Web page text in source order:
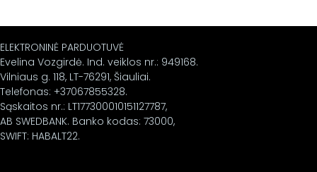
ELEKTRONINĖ PARDUOTUVĖ
Evelina Vozgirdė. Ind. veiklos nr.: 949168.
Vilniaus g. 118, LT-76291, Šiauliai.
Telefonas: +37067855328.
Sąskaitos nr.: LT177300010151127787,
AB SWEDBANK. Banko kodas: 73000,
SWIFT: HABALT22.